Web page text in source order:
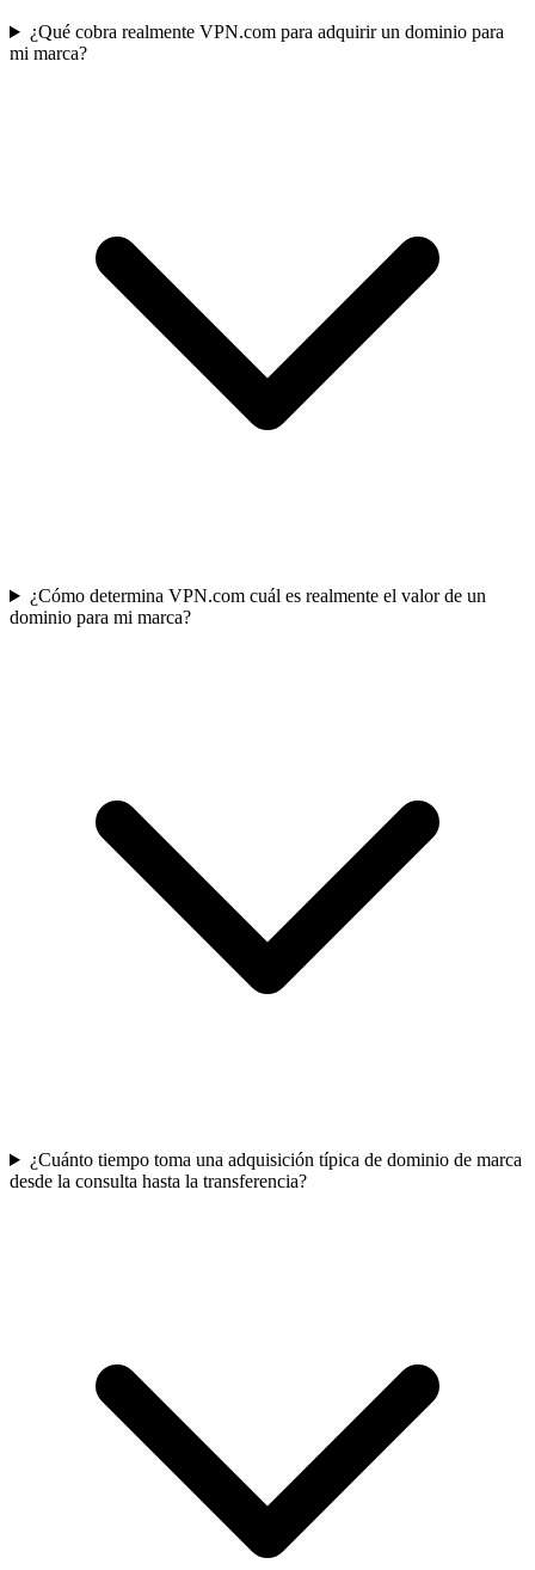
¿Qué cobra realmente VPN.com para adquirir un dominio para
mi marca?
¿Cómo determina VPN.com cuál es realmente el valor de un
dominio para mi marca?
¿Cuánto tiempo toma una adquisición típica de dominio de marca
desde la consulta hasta la transferencia?